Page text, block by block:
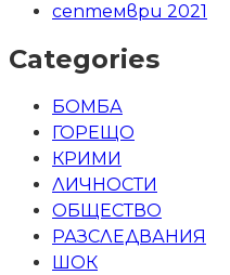
септември 2021
Categories
БОМБА
ГОРЕЩО
КРИМИ
ЛИЧНОСТИ
ОБЩЕСТВО
РАЗСЛЕДВАНИЯ
ШОК